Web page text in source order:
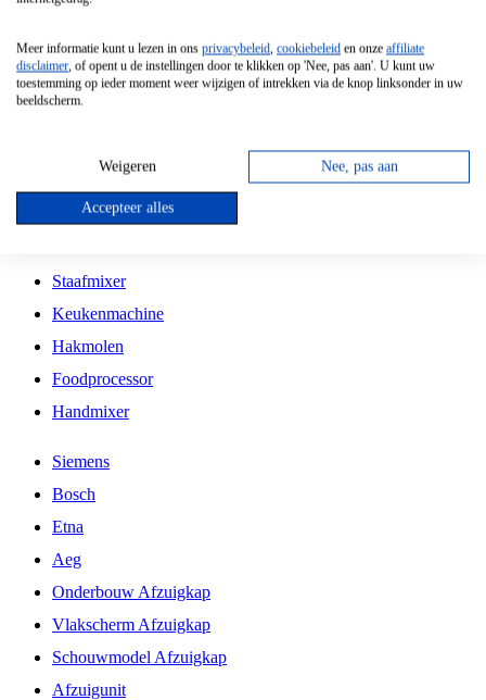
Vrijstaande Magnetron
Vrijstaande Kookplaat
Inbouw Gaskookplaat
Inbouw Keramische Kookplaat
Kookplaat Accessoires
Staafmixer
Keukenmachine
Hakmolen
Foodprocessor
Handmixer
Siemens
Bosch
Etna
Aeg
Onderbouw Afzuigkap
Vlakscherm Afzuigkap
Schouwmodel Afzuigkap
Afzuigunit
Meer informatie kunt u lezen in ons privacybeleid, cookiebeleid en onze affiliate
disclaimer, of opent u de instellingen door te klikken op 'Nee, pas aan'. U kunt uw
toestemming op ieder moment weer wijzigen of intrekken via de knop linksonder in uw
beeldscherm.
Weigeren Nee, pas aan
Accepteer alles